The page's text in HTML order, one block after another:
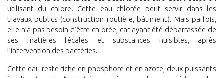
utilisant du chlore. Cette eau chlorée peut servir dans les
travaux publics (construction routière, bâtiment). Mais parfois,
elle n’a pas besoin d’être chlorée, car ayant été débarrassée de
ses matières fécales et substances nuisibles, après
l’intervention des bactéries.
Cette eau reste riche en phosphore et en azote, deux puissants